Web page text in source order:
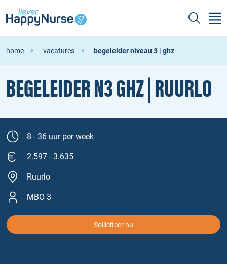
home vacatures begeleider niveau 3 | ghz
BEGELEIDER N3 GHZ | RUURLO
8 - 36 uur per week
2.597 - 3.635
Ruurlo
MBO 3
Solliciteer nu